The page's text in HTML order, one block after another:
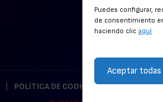
Puedes configurar,
de consentimiento
haciendo clic aquí
Aceptar todas
POLÍTICA DE COOKIES POLÍTICA DE